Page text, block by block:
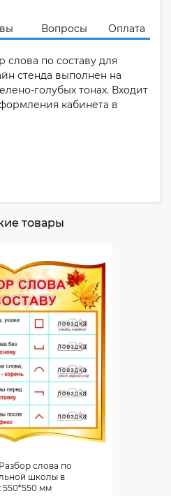
Вопросы Оплата
по составу для
стенда выполнен на
голубых тонах. Входит
кабинета в
товары
слова по
школы в
550*550 мм